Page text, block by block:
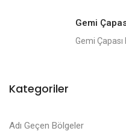
Gemi
Gemi
Kategoriler
Adı Geçen Bölgeler